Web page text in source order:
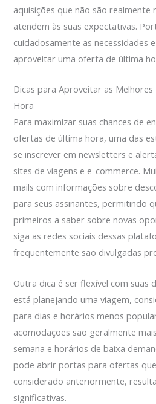
aquisições que não são realmente
atendem às suas expectativas.
cuidadosamente as necessidades
aproveitar uma oferta de última
Dicas para Aproveitar as
Hora
Para maximizar suas chances de
ofertas de última hora, uma das
se inscrever em newsletters e
sites de viagens e e-commerce.
mails com informações sobre
para seus assinantes, permitindo
primeiros a saber sobre novas
siga as redes sociais dessas
frequentemente são divulgadas
Outra dica é ser flexível com suas
está planejando uma viagem,
para dias e horários menos
acomodações são geralmente
semana e horários de baixa
pode abrir portas para ofertas
considerado anteriormente,
significativas.